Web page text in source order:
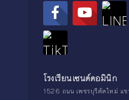
โรงเรียนเซนต์ดอมินิก
1526 ถนน เพชรบุรีตัดใหม่ แข